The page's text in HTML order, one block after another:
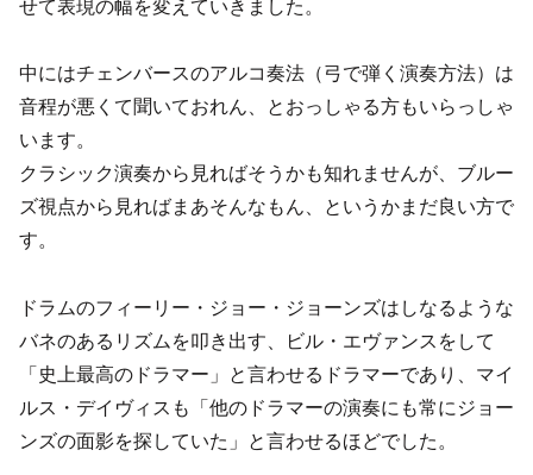
中にはチェンバースのアルコ奏法（弓で弾く演奏方法）は
音程が悪くて聞いておれん、とおっしゃる方もいらっしゃ
います。
クラシック演奏から見ればそうかも知れませんが、ブルー
ズ視点から見ればまあそんなもん、というかまだ良い方で
す。
ドラムのフィーリー・ジョー・ジョーンズはしなるような
バネのあるリズムを叩き出す、ビル・エヴァンスをして
「史上最高のドラマー」と言わせるドラマーであり、マイ
ルス・デイヴィスも「他のドラマーの演奏にも常にジョー
ンズの面影を探していた」と言わせるほどでした。